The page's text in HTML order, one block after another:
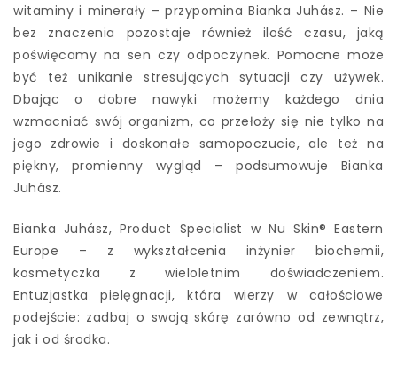
witaminy i minerały – przypomina Bianka Juhász. – Nie
bez znaczenia pozostaje również ilość czasu, jaką
poświęcamy na sen czy odpoczynek. Pomocne może
być też unikanie stresujących sytuacji czy używek.
Dbając o dobre nawyki możemy każdego dnia
wzmacniać swój organizm, co przełoży się nie tylko na
jego zdrowie i doskonałe samopoczucie, ale też na
piękny, promienny wygląd – podsumowuje Bianka
Juhász.
Bianka Juhász, Product Specialist w Nu Skin® Eastern
Europe – z wykształcenia inżynier biochemii,
kosmetyczka z wieloletnim doświadczeniem.
Entuzjastka pielęgnacji, która wierzy w całościowe
podejście: zadbaj o swoją skórę zarówno od zewnątrz,
jak i od środka.